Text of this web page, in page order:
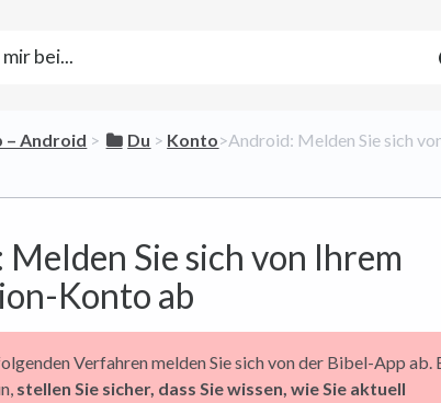
– Android ​ > ​ ​Du ​ > ​ ​Konto​>​ Android: Melden Sie sich
Sie sich von Ihrem
Konto ab
Verfahren melden Sie sich von der Bibel-App ab.
stellen Sie sicher, dass Sie wissen, wie Sie aktuell